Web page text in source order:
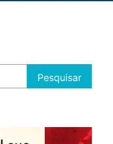
Pesquisar